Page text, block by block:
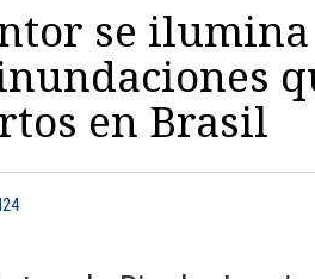
se
en Brasil